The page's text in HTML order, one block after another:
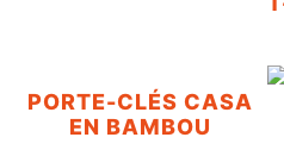
PORTE-CLÉS CASA
EN BAMBOU